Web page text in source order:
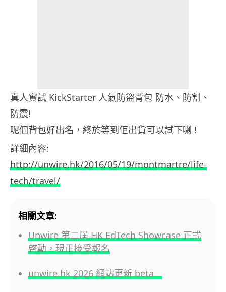
真人實試 KickStarter 人氣防盜背包 防水、防割、
防震!
呢個背包好出名，終於等到佢出貨可以試下喇 !
詳細內容:
http://unwire.hk/2016/05/19/montmartre/life-
tech/travel/
相關文章:
Unwire 第二屆 HK EdTech Showcase 正式
啓動，現正接受報名
unwire.hk 2026 網站更新 beta